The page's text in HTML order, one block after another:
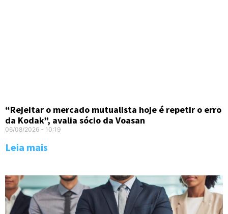
“Rejeitar o mercado mutualista hoje é repetir o erro
da Kodak”, avalia sócio da Voasan
06/08/2026 10:19
Leia mais